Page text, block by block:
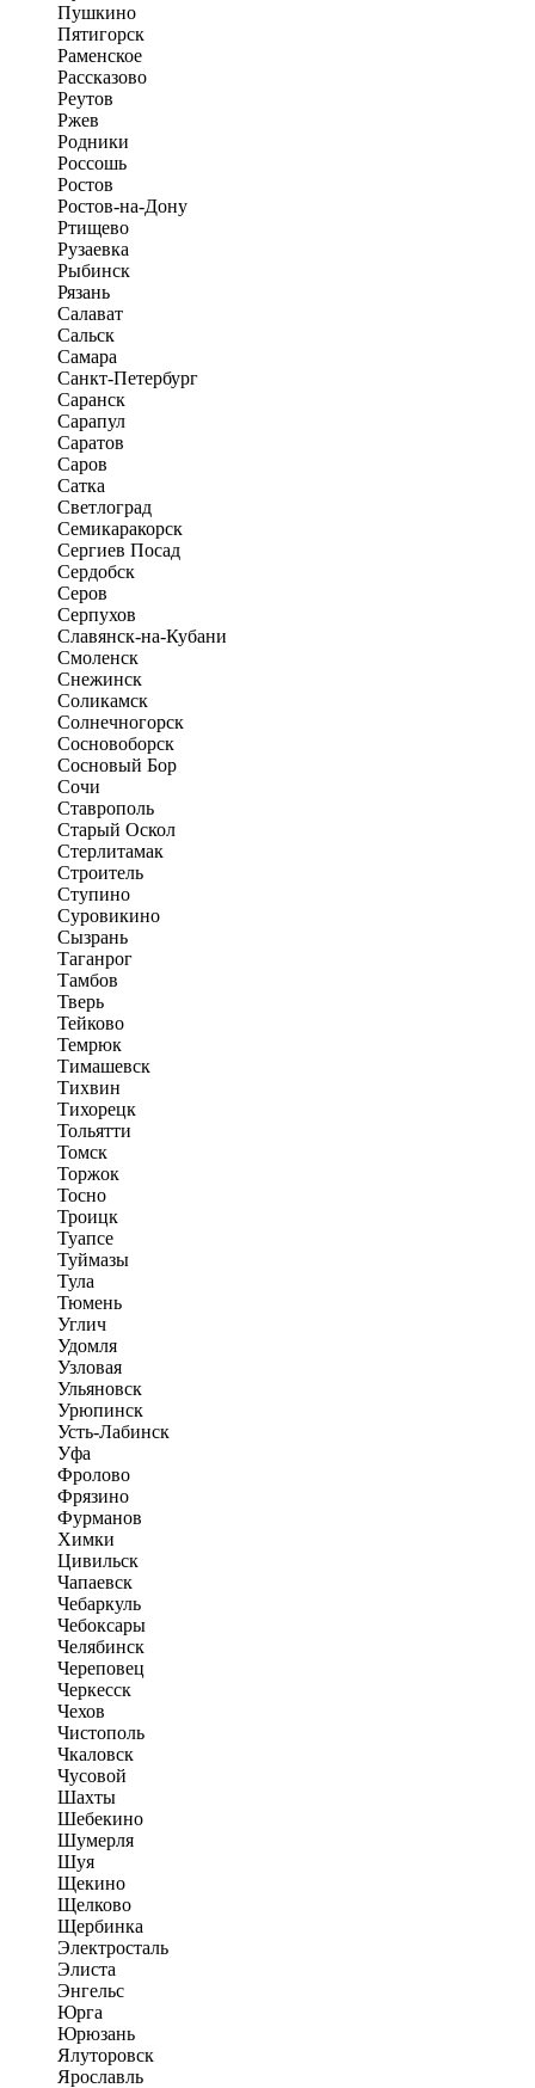
Пушкино
Пятигорск
Раменское
Рассказово
Реутов
Ржев
Родники
Россошь
Ростов
Ростов-на-Дону
Ртищево
Рузаевка
Рыбинск
Рязань
Салават
Сальск
Самара
Санкт-Петербург
Саранск
Сарапул
Саратов
Саров
Сатка
Светлоград
Семикаракорск
Сергиев Посад
Сердобск
Серов
Серпухов
Славянск-на-Кубани
Смоленск
Снежинск
Соликамск
Солнечногорск
Сосновоборск
Сосновый Бор
Сочи
Ставрополь
Старый Оскол
Стерлитамак
Строитель
Ступино
Суровикино
Сызрань
Таганрог
Тамбов
Тверь
Тейково
Темрюк
Тимашевск
Тихвин
Тихорецк
Тольятти
Томск
Торжок
Тосно
Троицк
Туапсе
Туймазы
Тула
Тюмень
Углич
Удомля
Узловая
Ульяновск
Урюпинск
Усть-Лабинск
Уфа
Фролово
Фрязино
Фурманов
Химки
Цивильск
Чапаевск
Чебаркуль
Чебоксары
Челябинск
Череповец
Черкесск
Чехов
Чистополь
Чкаловск
Чусовой
Шахты
Шебекино
Шумерля
Шуя
Щекино
Щелково
Щербинка
Электросталь
Элиста
Энгельс
Юрга
Юрюзань
Ялуторовск
Ярославль